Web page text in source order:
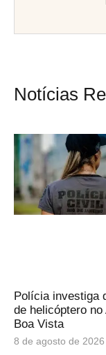
Notícias
Polícia investiga
de helicóptero no
Boa Vista
8 de agosto de 2026